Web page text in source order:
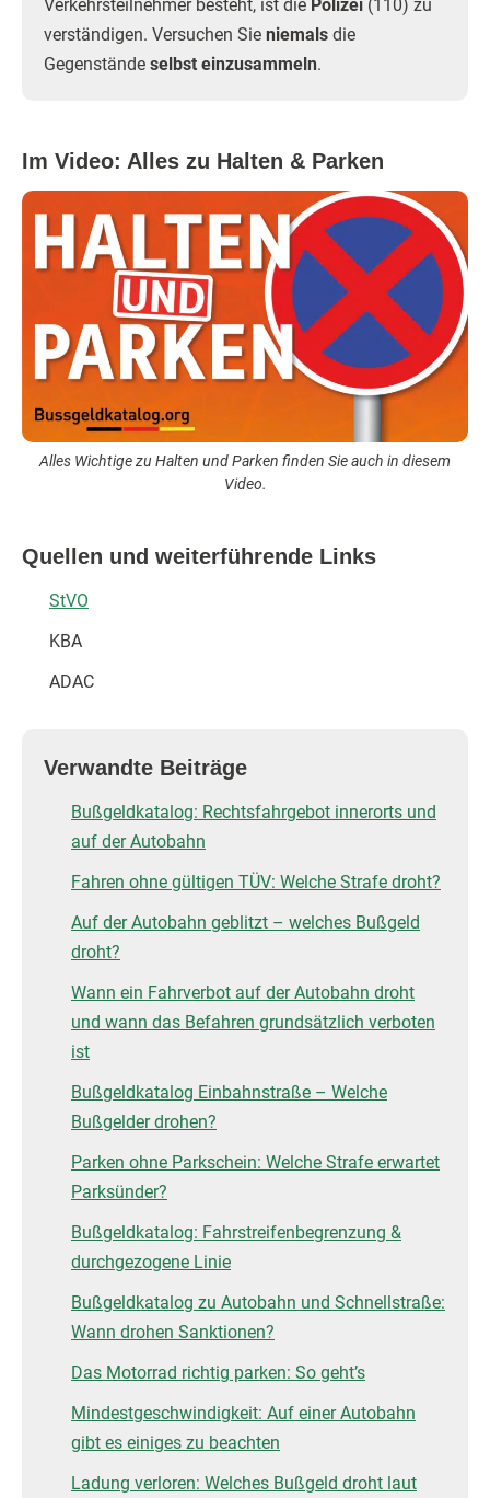
Verkehrsteilnehmer besteht, ist die Polizei (110) zu
verständigen. Versuchen Sie niemals die
Gegenstände selbst einzusammeln.
Im Video: Alles zu Halten & Parken
Alles Wichtige zu Halten und Parken finden Sie auch in diesem
Video.
Quellen und weiterführende Links
StVO
KBA
ADAC
Verwandte Beiträge
Bußgeldkatalog: Rechtsfahrgebot innerorts und
auf der Autobahn
Fahren ohne gültigen TÜV: Welche Strafe droht?
Auf der Autobahn geblitzt – welches Bußgeld
droht?
Wann ein Fahrverbot auf der Autobahn droht
und wann das Befahren grundsätzlich verboten
ist
Bußgeldkatalog Einbahnstraße – Welche
Bußgelder drohen?
Parken ohne Parkschein: Welche Strafe erwartet
Parksünder?
Bußgeldkatalog: Fahrstreifenbegrenzung &
durchgezogene Linie
Bußgeldkatalog zu Autobahn und Schnellstraße:
Wann drohen Sanktionen?
Das Motorrad richtig parken: So geht’s
Mindestgeschwindigkeit: Auf einer Autobahn
gibt es einiges zu beachten
Ladung verloren: Welches Bußgeld droht laut